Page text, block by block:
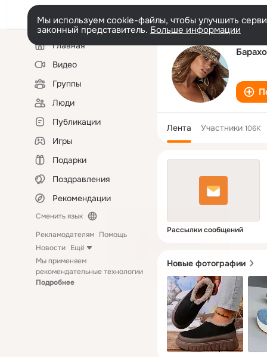
Мы используем cookie-файлы, чтобы улучшить
законный представитель. Больше информации
Левая
колонкаГлавная
Видео
Группы
Люди
Публикации
Игры
Подарки
Поздравления
Рекомендации
Сменить язык
Рекламодателям Помощь
Новости Ещё
Мы применяем
рекомендательные технологии
Подробнее
Лента Участники 106K
Рассылки сообщений
Новые фотографии